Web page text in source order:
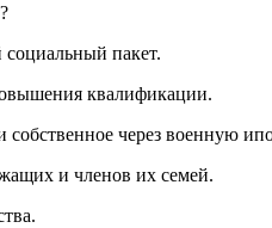
пакет.
квалификации.
через военную
и членов их семей.